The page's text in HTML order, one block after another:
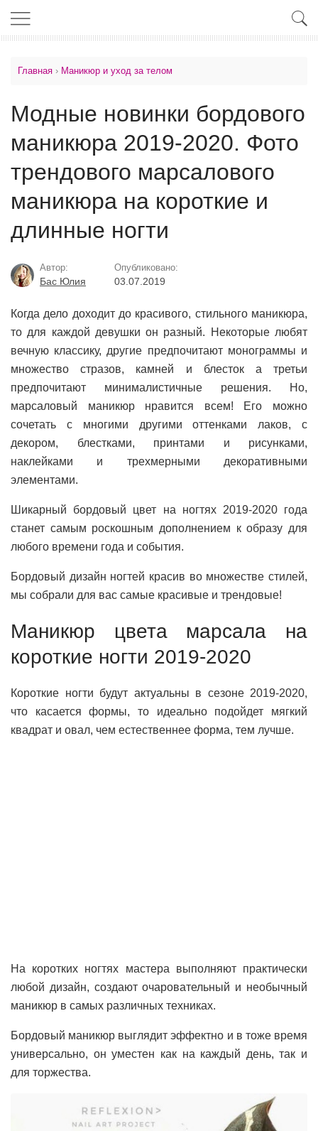
Главная › Маникюр и уход за телом
Модные новинки бордового
маникюра 2019-2020. Фото
трендового марсалового
маникюра на короткие и
длинные ногти
Автор:
Бас Юлия
Опубликовано:
03.07.2019
Когда дело доходит до красивого, стильного маникюра,
то для каждой девушки он разный. Некоторые любят
вечную классику, другие предпочитают монограммы и
множество стразов, камней и блесток а третьи
предпочитают минималистичные решения. Но,
марсаловый маникюр нравится всем! Его можно
сочетать с многими другими оттенками лаков, с
декором, блестками, принтами и рисунками,
наклейками и трехмерными декоративными
элементами.
Шикарный бордовый цвет на ногтях 2019-2020 года
станет самым роскошным дополнением к образу для
любого времени года и события.
Бордовый дизайн ногтей красив во множестве стилей,
мы собрали для вас самые красивые и трендовые!
Маникюр цвета марсала на
короткие ногти 2019-2020
Короткие ногти будут актуальны в сезоне 2019-2020,
что касается формы, то идеально подойдет мягкий
квадрат и овал, чем естественнее форма, тем лучше.
На коротких ногтях мастера выполняют практически
любой дизайн, создают очаровательный и необычный
маникюр в самых различных техниках.
Бордовый маникюр выглядит эффектно и в тоже время
универсально, он уместен как на каждый день, так и
для торжества.